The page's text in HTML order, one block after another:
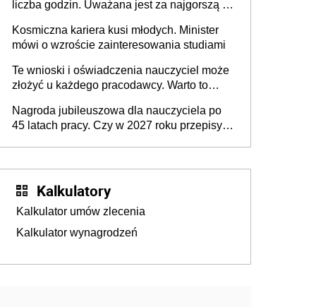
liczba godzin. Uważana jest za najgorszą -
Kosmiczna kariera kusi młodych. Minister
mówi o wzroście zainteresowania studiami
Te wnioski i oświadczenia nauczyciel może
złożyć u każdego pracodawcy. Warto to
szkolnego 2026/2027
Nagroda jubileuszowa dla nauczyciela po
45 latach pracy. Czy w 2027 roku przepisy
Kalkulatory
Kalkulator umów zlecenia
Kalkulator wynagrodzeń